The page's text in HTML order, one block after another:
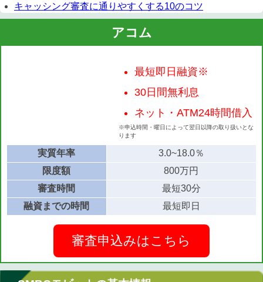
キャッシング審査に通りやすくする10のコツ
アコム
最短即日融資※
30日間無利息
ネット・ATM24時間借入
※申込時間・曜日によって翌日以降の取り扱いとな
ります
実質年率
3.0~18.0％
限度額
800万円
審査時間
最短30分
融資までの時間
最短即日
審査申込みはこちら